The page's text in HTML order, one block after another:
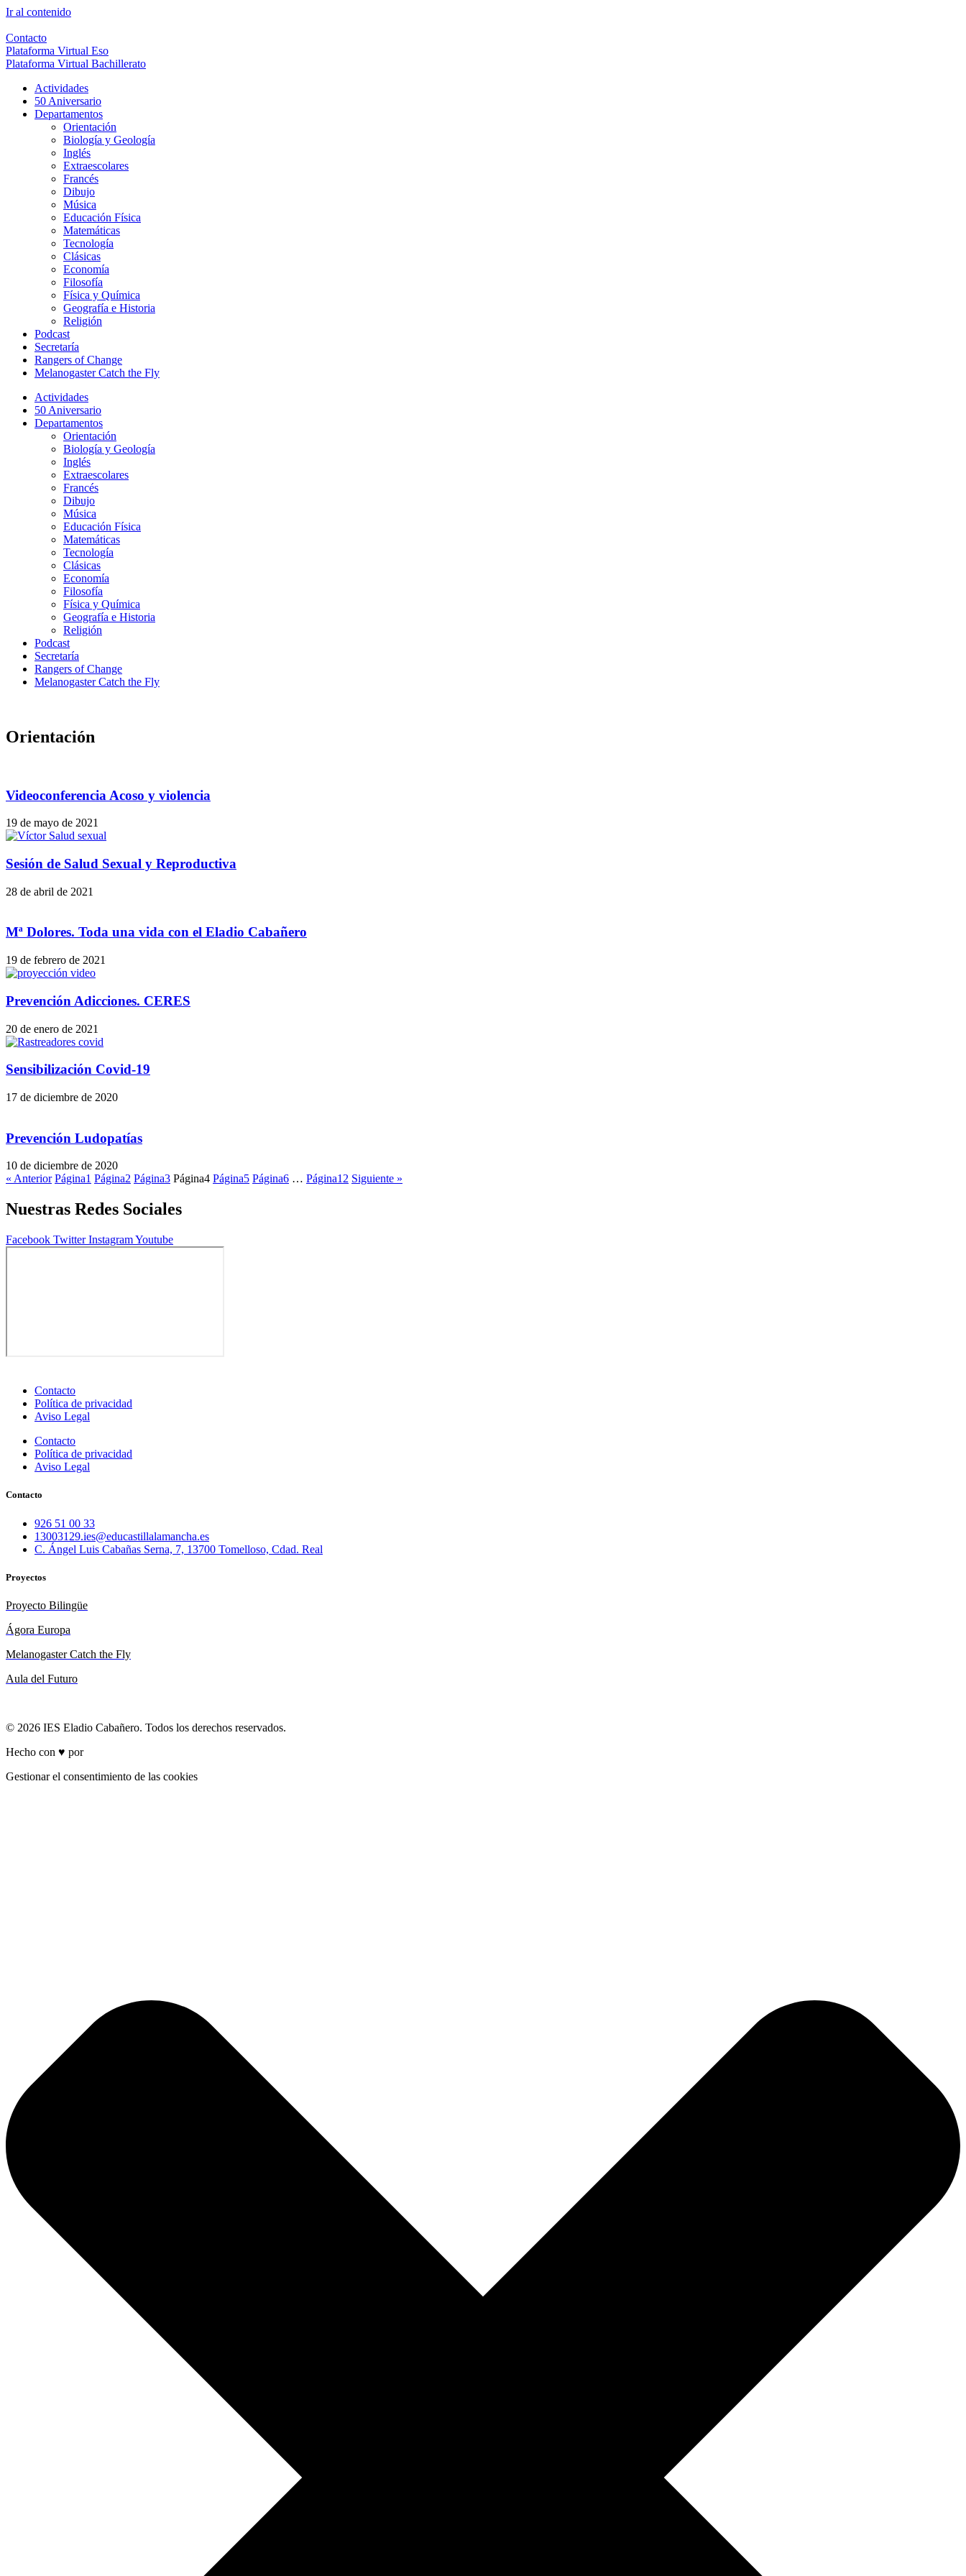
Ir al contenido
Contacto
Plataforma Virtual Eso
Plataforma Virtual Bachillerato
Actividades
50 Aniversario
Departamentos
Orientación
Biología y Geología
Inglés
Extraescolares
Francés
Dibujo
Música
Educación Física
Matemáticas
Tecnología
Clásicas
Economía
Filosofía
Física y Química
Geografía e Historia
Religión
Podcast
Secretaría
Rangers of Change
Melanogaster Catch the Fly
Actividades
50 Aniversario
Departamentos
Orientación
Biología y Geología
Inglés
Extraescolares
Francés
Dibujo
Música
Educación Física
Matemáticas
Tecnología
Clásicas
Economía
Filosofía
Física y Química
Geografía e Historia
Religión
Podcast
Secretaría
Rangers of Change
Melanogaster Catch the Fly
Orientación
Videoconferencia Acoso y violencia
19 de mayo de 2021
Sesión de Salud Sexual y Reproductiva
28 de abril de 2021
Mª Dolores. Toda una vida con el Eladio Cabañero
19 de febrero de 2021
Prevención Adicciones. CERES
20 de enero de 2021
Sensibilización Covid-19
17 de diciembre de 2020
Prevención Ludopatías
10 de diciembre de 2020
« Anterior Página1 Página2 Página3 Página4 Página5 Página6 … Página12 Siguiente »
Nuestras Redes Sociales
Facebook Twitter InstagramYoutube
Contacto
Política de privacidad
Aviso Legal
Contacto
Política de privacidad
Aviso Legal
Contacto
926 51 00 33
13003129.ies@educastillalamancha.es
C. Ángel Luis Cabañas Serna, 7, 13700 Tomelloso, Cdad. Real
Proyectos
Proyecto Bilingüe
Ágora Europa
Melanogaster Catch the Fly
Aula del Futuro
© 2026 IES Eladio Cabañero. Todos los derechos reservados.
Hecho con ♥ por
Gestionar el consentimiento de las cookies